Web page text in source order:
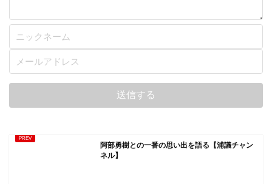
阿部勇樹との一番の思い出を語る【浦議チャン
ネル】